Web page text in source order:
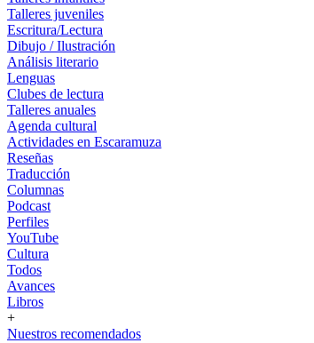
Talleres juveniles
Escritura/Lectura
Dibujo / Ilustración
Análisis literario
Lenguas
Clubes de lectura
Talleres anuales
Agenda cultural
Actividades en Escaramuza
Reseñas
Traducción
Columnas
Podcast
Perfiles
YouTube
Cultura
Todos
Avances
Libros
+
Nuestros recomendados